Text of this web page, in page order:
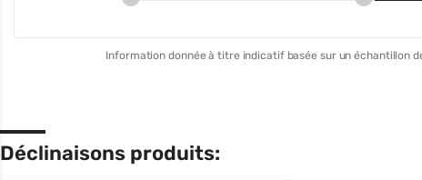
Information donnée à titre indicatif basée sur un échantillon
Déclinaisons produits: